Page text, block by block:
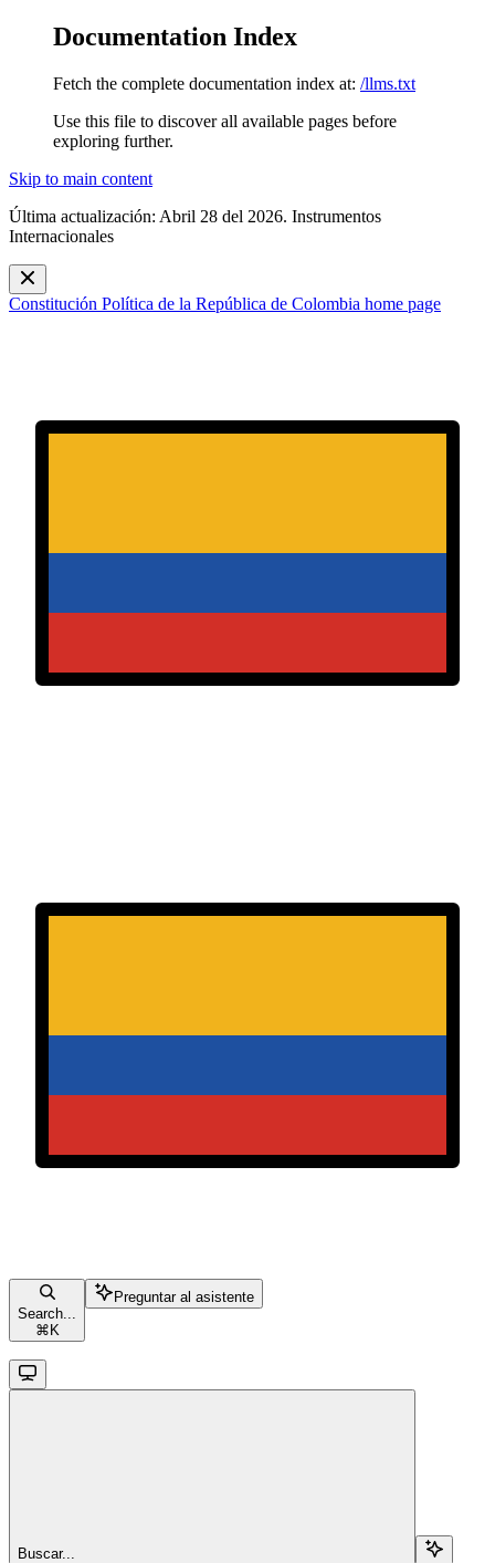
Documentation Index
Fetch the complete documentation index at: /llms.txt
Use this file to discover all available pages before
exploring further.
Skip to main content
Última actualización: Abril 28 del 2026. Instrumentos
Internacionales
Constitución Política de la República de Colombia home page
Search...
⌘ K
Preguntar al asistente
Buscar...